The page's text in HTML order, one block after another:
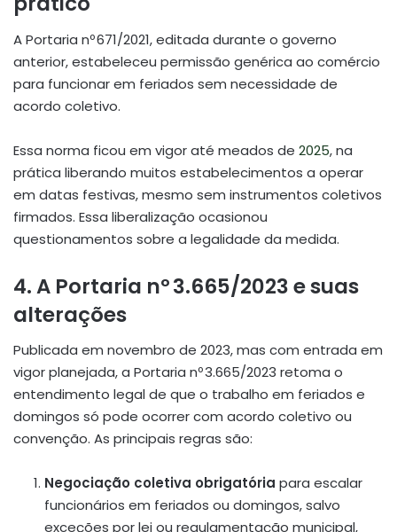
A Portaria nº 671/2021, editada durante o governo
anterior, estabeleceu permissão genérica ao comércio
para funcionar em feriados sem necessidade de
acordo coletivo.
Essa norma ficou em vigor até meados de 2025, na
prática liberando muitos estabelecimentos a operar
em datas festivas, mesmo sem instrumentos coletivos
firmados. Essa liberalização ocasionou
questionamentos sobre a legalidade da medida.
4. A Portaria nº 3.665/2023 e suas
alterações
Publicada em novembro de 2023, mas com entrada em
vigor planejada, a Portaria nº 3.665/2023 retoma o
entendimento legal de que o trabalho em feriados e
domingos só pode ocorrer com acordo coletivo ou
convenção. As principais regras são:
Negociação coletiva obrigatória para escalar
funcionários em feriados ou domingos, salvo
exceções por lei ou regulamentação municipal,